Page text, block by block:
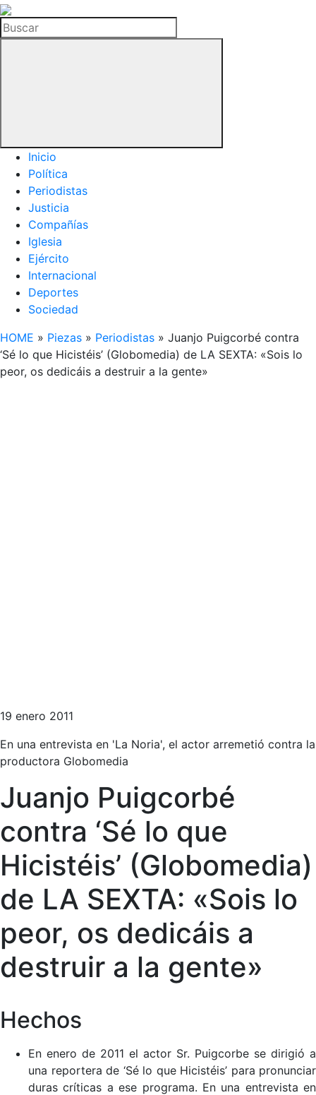
La
Hemeroteca
del
Buscar
Inicio
Política
Periodistas
Justicia
Compañías
Iglesia
Ejército
Internacional
Deportes
Sociedad
HOME » Piezas » Periodistas » Juanjo Puigcorbé contra
‘Sé lo que Hicistéis’ (Globomedia) de LA SEXTA: «Sois lo
peor, os dedicáis a destruir a la gente»
19 enero 2011
En una entrevista en 'La Noria', el actor arremetió contra la
productora Globomedia
Juanjo Puigcorbé
contra ‘Sé lo que
Hicistéis’ (Globomedia)
de LA SEXTA: «Sois lo
peor, os dedicáis a
destruir a la gente»
Hechos
En enero de 2011 el actor Sr. Puigcorbe se dirigió a
una reportera de ‘Sé lo que Hicistéis’ para pronunciar
duras críticas a ese programa. En una entrevista en